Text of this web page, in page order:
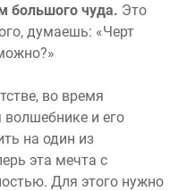
большого чуда. Это
думаешь: «Черт
во время
и его
на один из
эта мечта с
Для этого нужно